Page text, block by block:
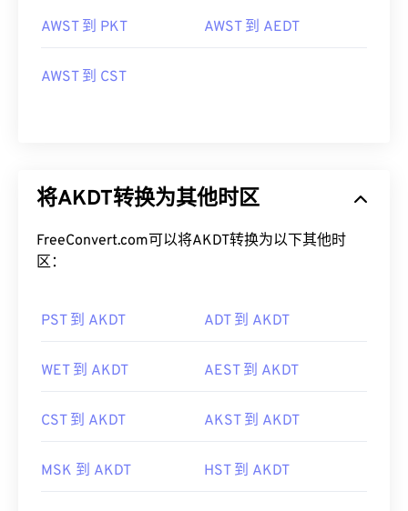
AWST 到 PKT AWST 到 AEDT
AWST 到 CST
将AKDT转换为其他时区
FreeConvert.com可以将AKDT转换为以下其他时
区：
PST 到 AKDT ADT 到 AKDT
WET 到 AKDT AEST 到 AKDT
CST 到 AKDT AKST 到 AKDT
MSK 到 AKDT HST 到 AKDT